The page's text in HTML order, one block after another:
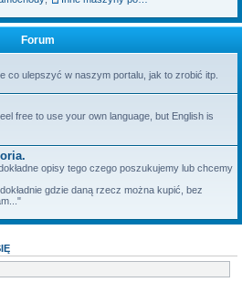
Forum
co ulepszyć w naszym portalu, jak to zrobić itp.
free to use your own language, but English is
opisy tego czego poszukujemy lub chcemy
gdzie daną rzecz można kupić, bez